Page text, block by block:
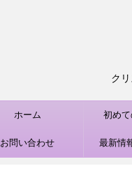
ク
ホーム 初め
お問い合わせ 最新情